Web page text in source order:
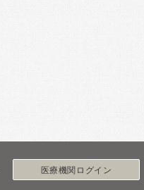
医療機関ログイン